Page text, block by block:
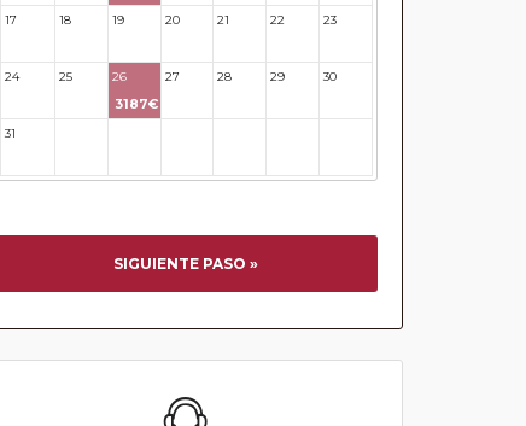
17 18 19 20 21 22 23
24 25 26
3187€
27 28 29 30
31
SIGUIENTE PASO »